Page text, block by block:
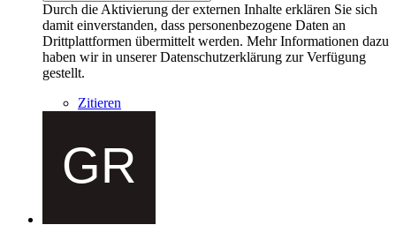
Durch die Aktivierung der externen Inhalte erklären Sie sich
damit einverstanden, dass personenbezogene Daten an
Drittplattformen übermittelt werden. Mehr Informationen dazu
haben wir in unserer Datenschutzerklärung zur Verfügung
gestellt.
Zitieren